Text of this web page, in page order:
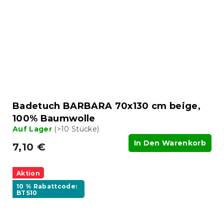
Badetuch BARBARA 70x130 cm beige,
100% Baumwolle
Auf Lager (>10 Stücke)
7,10 € In Den Warenkorb
Aktion
10 % Rabattcode:
BTS10